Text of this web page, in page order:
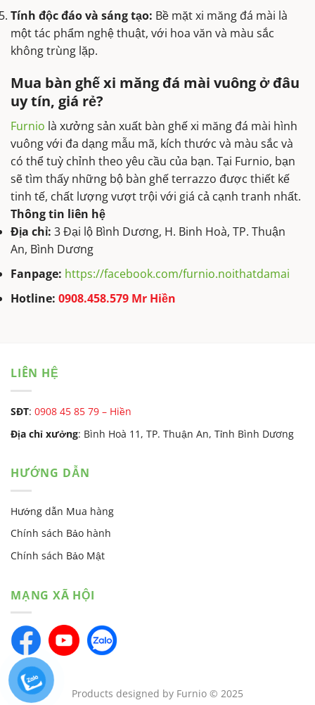
Tính độc đáo và sáng tạo: Bề mặt xi măng đá mài là
một tác phẩm nghệ thuật, với hoa văn và màu sắc
không trùng lặp.
Mua bàn ghế xi măng đá mài vuông ở đâu
uy tín, giá rẻ?
Furnio là xưởng sản xuất bàn ghế xi măng đá mài hình
vuông với đa dạng mẫu mã, kích thước và màu sắc và
có thể tuỳ chỉnh theo yêu cầu của bạn. Tại Furnio, bạn
sẽ tìm thấy những bộ bàn ghế terrazzo được thiết kế
tinh tế, chất lượng vượt trội với giá cả cạnh tranh nhất.
Thông tin liên hệ
Địa chỉ: 3 Đại lộ Bình Dương, H. Binh Hoà, TP. Thuận
An, Bình Dương
Fanpage: https://facebook.com/furnio.noithatdamai
Hotline: 0908.458.579 Mr Hiền
LIÊN HỆ
SĐT: 0908 45 85 79 – Hiền
Địa chỉ xưởng: Bình Hoà 11, TP. Thuận An, Tỉnh Bình Dương
HƯỚNG DẪN
Hướng dẫn Mua hàng
Chính sách Bảo hành
Chính sách Bảo Mật
MẠNG XÃ HỘI
Products designed by Furnio © 2025